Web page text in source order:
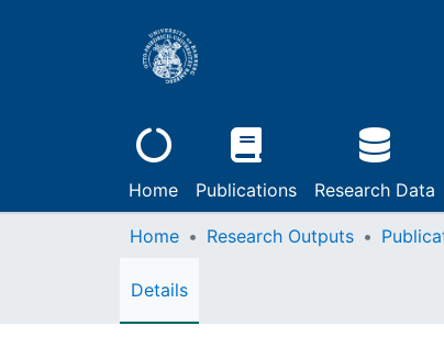
Home Publications Research Data
Home Research Outputs
Details